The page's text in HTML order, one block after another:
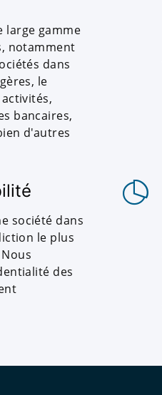
large gamme
notamment
dans
le
bancaires,
d'autres
société dans
le plus
des